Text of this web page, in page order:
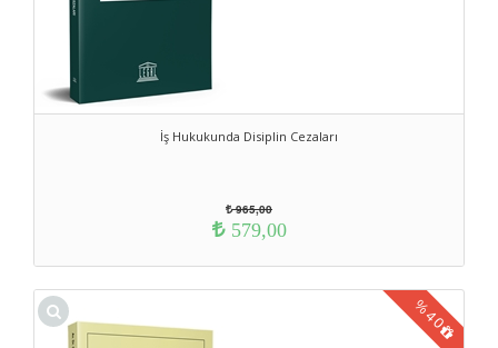
İş Hukukunda Disiplin Cezaları
965,00
579,00
%40